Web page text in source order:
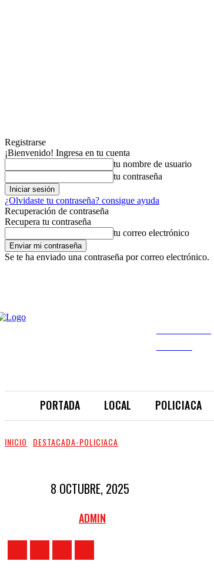
Registrarse
¡Bienvenido! Ingresa en tu cuenta
tu nombre de usuario
tu contraseña
¿Olvidaste tu contraseña? consigue ayuda
Recuperación de contraseña
Recupera tu contraseña
tu correo electrónico
Se te ha enviado una contraseña por correo electrónico.
PORTADA LOCAL POLICIACA
INICIO DESTACADA-POLICIACA
8 OCTUBRE, 2025
ADMIN